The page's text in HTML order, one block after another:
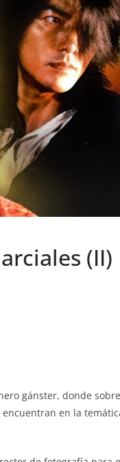
(II)
gánster, donde
en la